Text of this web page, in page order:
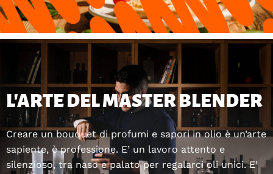
L’ARTE DEL MASTER BLENDER
Creare un bouquet di profumi e sapori in olio è un’arte
sapiente, è professione. E’ un lavoro attento e
silenzioso, tra naso e palato per regalarci oli unici. E’